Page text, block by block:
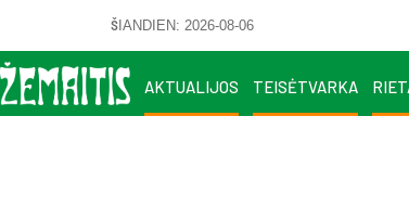
ŠIANDIEN: 2026-08-06
AKTUALIJOS TEISĖTVARKA